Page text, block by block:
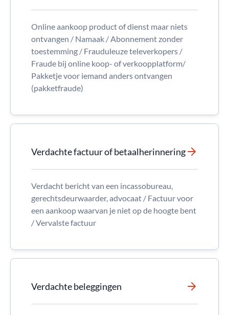
Online aankoop product of dienst maar niets
ontvangen / Namaak / Abonnement zonder
toestemming / Frauduleuze televerkopers /
Fraude bij online koop- of verkoopplatform/
Pakketje voor iemand anders ontvangen
(pakketfraude)
Verdachte factuur of betaalherinnering
Verdacht bericht van een incassobureau,
gerechtsdeurwaarder, advocaat / Factuur voor
een aankoop waarvan je niet op de hoogte bent
/ Vervalste factuur
Verdachte beleggingen